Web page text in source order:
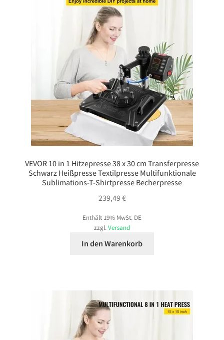
VEVOR 10 in 1 Hitzepresse 38 x 30 cm Transferpresse
Schwarz Heißpresse Textilpresse Multifunktionale
Sublimations-T-Shirtpresse Becherpresse
239,49 €
Enthält 19% MwSt. DE
zzgl. Versand
In den Warenkorb